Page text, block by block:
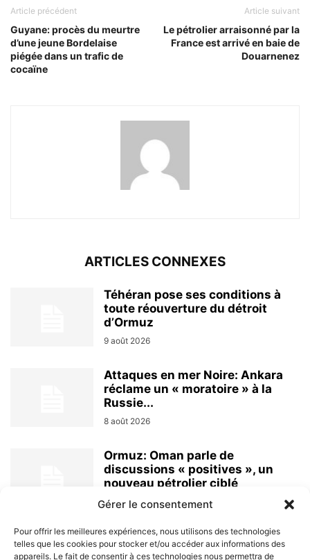
Gérer le consentement
Pour offrir les meilleures expériences, nous utilisons des technologies
telles que les cookies pour stocker et/ou accéder aux informations des
appareils. Le fait de consentir à ces technologies nous permettra de
Article précédent
Guyane: procès du meurtre
d’une jeune Bordelaise
piégée dans un trafic de
cocaïne
Article suivant
Le pétrolier arraisonné par la
France est arrivé en baie de
Douarnenez
ARTICLES CONNEXES
Téhéran pose ses conditions à
toute réouverture du détroit
d’Ormuz
9 août 2026
Attaques en mer Noire: Ankara
réclame un « moratoire » à la
Russie...
8 août 2026
Ormuz: Oman parle de
discussions « positives », un
nouveau pétrolier ciblé
8 août 2026